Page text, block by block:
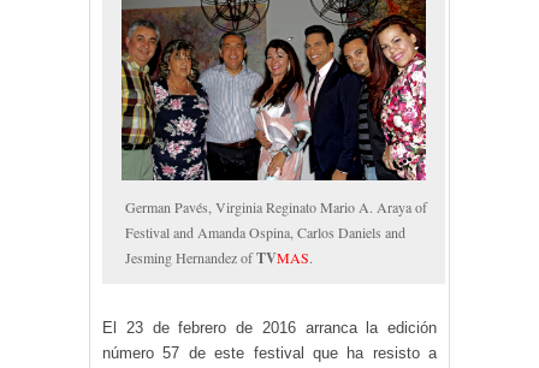
German Pavés, Virginia Reginato Mario A. Araya of
Festival and Amanda Ospina, Carlos Daniels and
Jesming Hernandez ofTVMAS.
El 23 de febrero de 2016 arranca la edición
número 57 de este festival que ha resisto a